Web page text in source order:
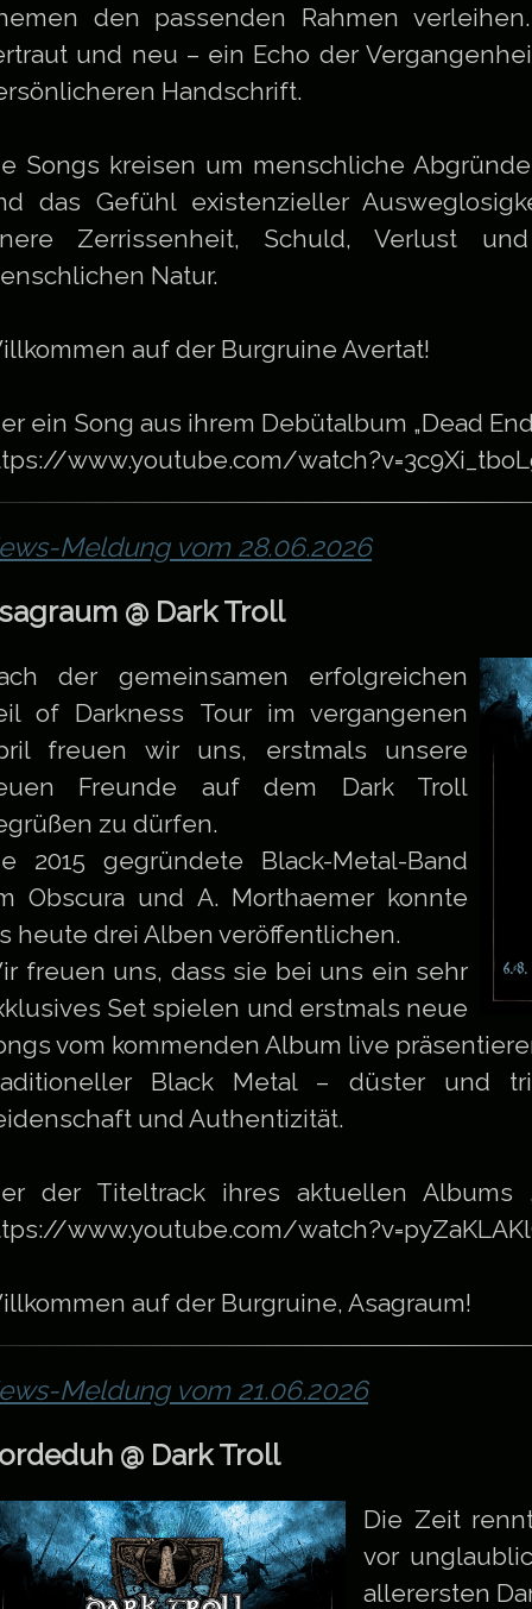
den passenden Rahmen
und neu – ein Echo der
Handschrift.
Songs kreisen um menschliche
das Gefühl existenzieller
Zerrissenheit, Schuld, Verlust
Natur.
auf der Burgruine Avertat!
ein Song aus ihrem Debütalbum „Dead
www.youtube.com/
Meldung vom 28.06.2026
@ Dark Troll
der gemeinsamen erfolgreichen
of Darkness Tour im vergangenen
freuen wir uns, erstmals unsere
Freunde auf dem Dark Troll
zu dürfen.
2015 gegründete Black-Metal-Band
Obscura und A. Morthaemer konnte
heute drei Alben veröffentlichen.
freuen uns, dass sie bei uns ein sehr
Set spielen und erstmals neue
vom kommenden Album live
Black Metal – düster und
und Authentizität.
der Titeltrack ihres aktuellen Albums
www.youtube.com/
auf der Burgruine, Asagraum!
Meldung vom 21.06.2026
@ Dark Troll
Die Zeit
vor
allerersten